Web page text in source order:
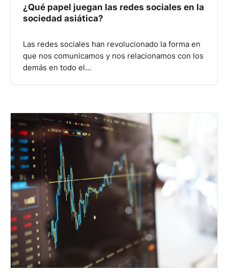
¿Qué papel juegan las redes sociales en la
sociedad asiática?
Las redes sociales han revolucionado la forma en
que nos comunicamos y nos relacionamos con los
demás en todo el…